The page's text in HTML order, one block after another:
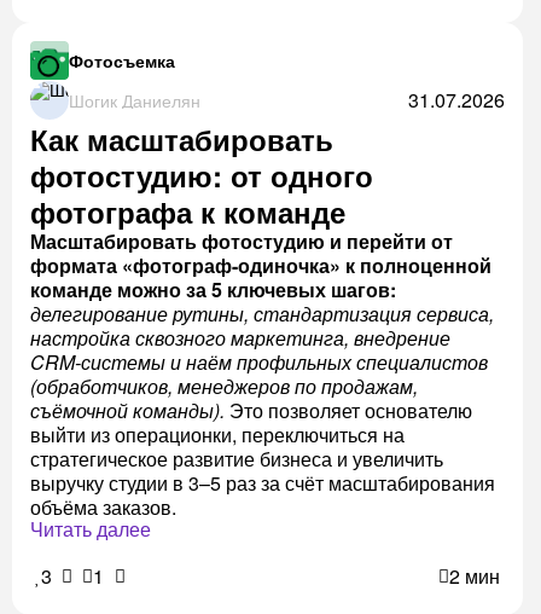
Фотосъемка
Шогик Даниелян
31.07.2026
Как масштабировать
фотостудию: от одного
фотографа к команде
Масштабировать фотостудию и перейти от
формата «фотограф-одиночка» к полноценной
команде можно за 5 ключевых шагов:
делегирование рутины, стандартизация сервиса,
настройка сквозного маркетинга, внедрение
CRM-системы и наём профильных специалистов
(обработчиков, менеджеров по продажам,
съёмочной команды). Это позволяет основателю
выйти из операционки, переключиться на
стратегическое развитие бизнеса и увеличить
выручку студии в 3–5 раз за счёт масштабирования
объёма заказов.
Читать далее
3
1 2 мин